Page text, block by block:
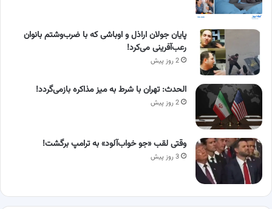
پایان جولان اراذل و اوباشی که با ضرب‌وشتم بانوان
رعب‌آفرینی می‌کرد!
2 روز پیش
الحدث: تهران با شرط به میز مذاکره بازمی‌گردد!
2 روز پیش
وقتی لقب «جو خواب‌آلود» به ترامپ برگشت!
3 روز پیش